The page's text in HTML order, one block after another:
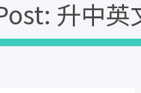
升中